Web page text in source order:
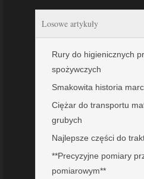
Losowe artykuły
Rury do higienicznych
spożywczych
Smakowita historia
Ciężar do transportu
grubych
Najlepsze części do
**Precyzyjne pomiary
pomiarowym**